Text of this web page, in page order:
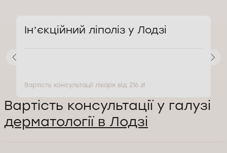
Інʼєкційний ліполіз у Лодзі
Вартість консультації лікаря від 216 zł
Вартість консультації у галузі
дерматології в Лодзі